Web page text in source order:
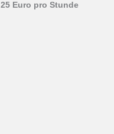
Euro pro Stunde